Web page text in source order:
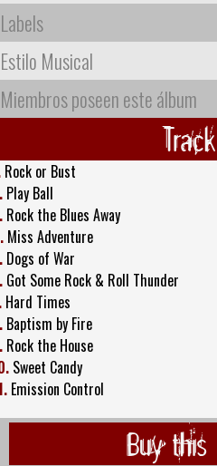
Labels
Estilo Musical
Miembros poseen este álbum
Rock or Bust
Play Ball
Rock the Blues Away
Miss Adventure
Dogs of War
Got Some Rock & Roll Thunder
Hard Times
Baptism by Fire
Rock the House
Sweet Candy
Emission Control
Buy